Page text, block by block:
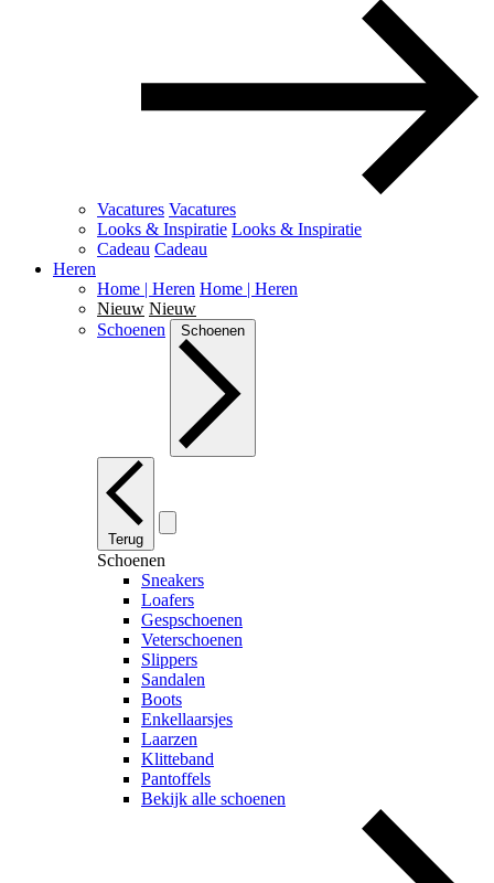
Vacatures Vacatures
Looks & Inspiratie Looks & Inspiratie
Cadeau Cadeau
Heren
Home | Heren Home | Heren
Nieuw Nieuw
Schoenen
Schoenen
Terug
Schoenen
Sneakers
Loafers
Gespschoenen
Veterschoenen
Slippers
Sandalen
Boots
Enkellaarsjes
Laarzen
Klitteband
Pantoffels
Bekijk alle schoenen